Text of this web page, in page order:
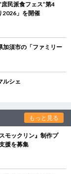
民派食フェス”第4
2026」を開催
須市の「ファミリー
ルシェ
もっと見る
モックリン』制作プ
援を募集